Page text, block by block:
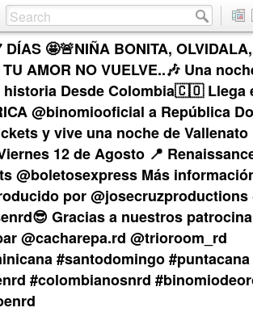
DÍAS 🤩🚨NIÑA BONITA,
AMOR NO VUELVE..🎶 Una
historia Desde Colombia🇨🇴 Llega
@binomiooficial a República
y vive una noche de Vallenato
12 de Agosto 📍
@boletosexpress Más
por @josecruzproductions
Gracias a nuestros
@cacharepa.rd @trioroom_rd
#santodomingo
#colombianosnrd